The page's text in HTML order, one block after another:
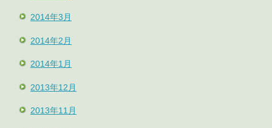
2014年3月
2014年2月
2014年1月
2013年12月
2013年11月